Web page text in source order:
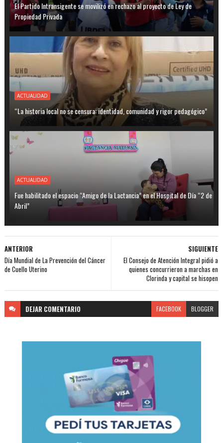
El Partido Intransigente se movilizó en rechazo al proyecto de Ley de
Propiedad Privada
ACTUALIDAD
“La historia local no se censura: identidad, comunidad y rigor pedagógico”
ACTUALIDAD
Fue habilitado el espacio “Amigo de la Lactancia” en el Hospital de Día “2 de
Abril”
SIGUIENTE
El Consejo de Atención Integral pidió a
quienes concurrieron a marchas en
Clorinda y capital se hisopen
ANTERIOR
Día Mundial de La Prevención del Cáncer
de Cuello Uterino
DEJAR COMENTARIO FACEBOOK BLOGGER